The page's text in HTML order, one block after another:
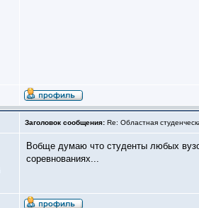
Заголовок сообщения: Re: Областная
Вобще думаю что студенты любых
соревнованиях...